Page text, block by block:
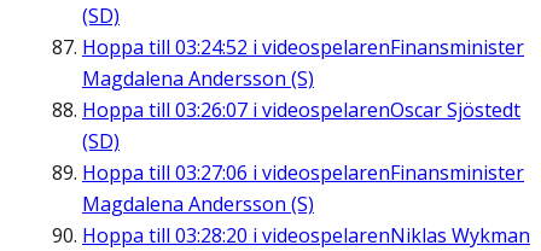
(SD)
Hoppa till 03:24:52 i videospelarenFinansminister
Magdalena Andersson (S)
Hoppa till 03:26:07 i videospelarenOscar Sjöstedt
(SD)
Hoppa till 03:27:06 i videospelarenFinansminister
Magdalena Andersson (S)
Hoppa till 03:28:20 i videospelarenNiklas Wykman